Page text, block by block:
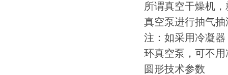
所谓真空干燥机
真空泵进行抽气
注：如采用冷凝
环真空泵，可不
圆形技术参数